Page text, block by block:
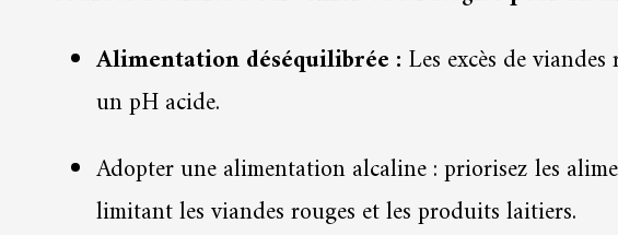
Alimentation déséquilibrée : Les excès de
un pH acide.
Adopter une alimentation alcaline : priorisez les
limitant les viandes rouges et les produits laitiers.